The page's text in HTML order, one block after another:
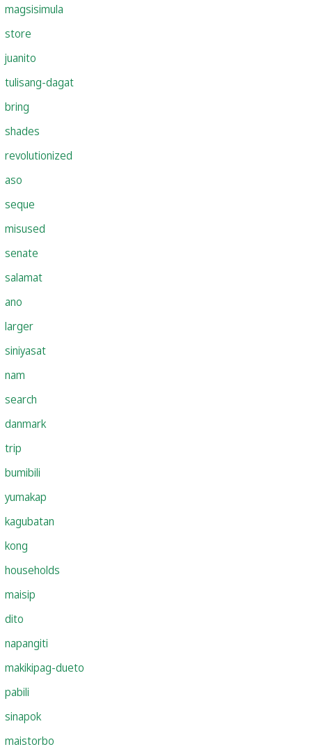
magsisimula
store
juanito
tulisang-dagat
bring
shades
revolutionized
aso
seque
misused
senate
salamat
ano
larger
siniyasat
nam
search
danmark
trip
bumibili
yumakap
kagubatan
kong
households
maisip
dito
napangiti
makikipag-dueto
pabili
sinapok
maistorbo